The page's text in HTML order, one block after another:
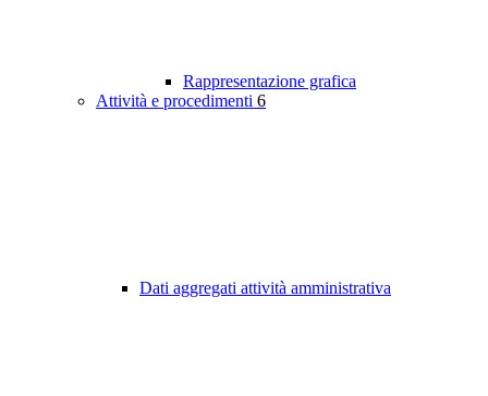
Rappresentazione grafica
Attività e procedimenti 6
Dati aggregati attività amministrativa